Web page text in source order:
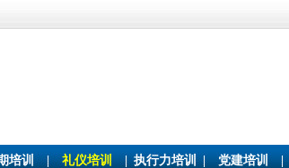
培训 礼仪培训 执行力培训 党建培训